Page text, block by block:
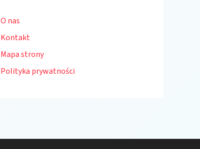
O nas
Kontakt
Mapa strony
Polityka prywatności